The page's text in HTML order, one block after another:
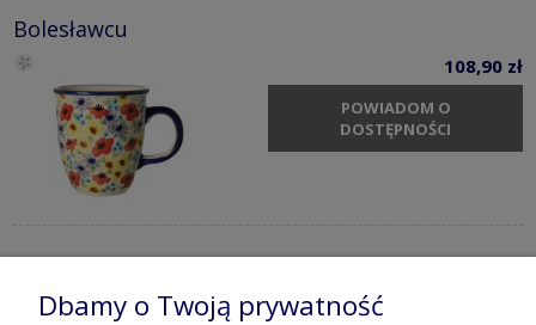
Bolesławcu
108,90 zł
POWIADOM O
DOSTĘPNOŚCI
Kubek V 0,3 L K081 SM01 Manufaktura w
Dbamy o Twoją prywatność